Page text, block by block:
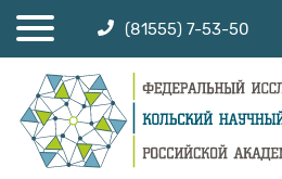
(81555) 7-53-50